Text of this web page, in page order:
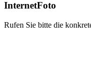
InternetFoto
Rufen Sie bitte die